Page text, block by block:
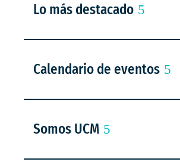
Lo más destacado
Calendario de eventos
Somos UCM